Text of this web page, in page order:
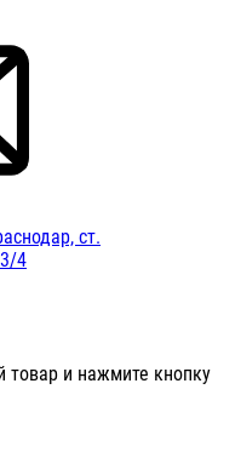
ст.
4
товар и нажмите кнопку